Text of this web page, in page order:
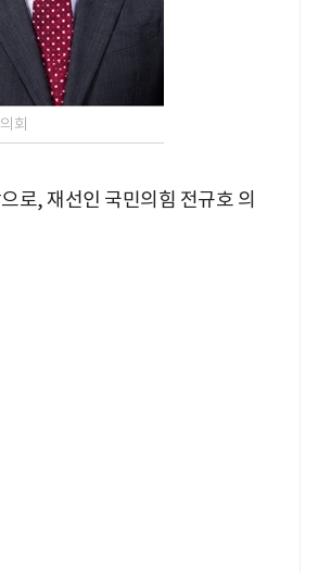
회
로, 재선인 국민의힘 전규호 의